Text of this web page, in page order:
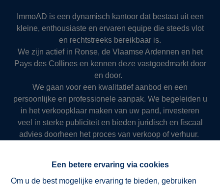
Een betere ervaring via cookies
Om u de best mogelijke ervaring te bieden, gebruiken
ImmoAD is een dynamisch kantoor dat bestaat uit een
kleine, enthousiaste en ervaren equipe die steeds vlot
en rechtstreeks bereikbaar is.
We zijn actief in Ronse, de Vlaamse Ardennen en het
Pays des Collines en kennen deze vastgoedmarkt door
en door.
We gaan voor een kwalitatief aanbod en een
persoonlijke en professionele aanpak. We begeleiden u
in het verkoopklaar maken van uw pand, investeren
veel in sterke publiciteit en bieden juridisch en fiscaal
advies doorheen het proces van verkoop of verhuur.